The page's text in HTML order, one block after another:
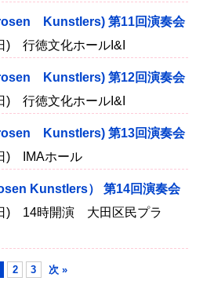
Kunstlers) 第11回演奏会
) 行徳文化ホールI&I
Kunstlers) 第12回演奏会
) 行徳文化ホールI&I
Kunstlers) 第13回演奏会
) IMAホール
Kunstlers） 第14回演奏会
) 14時開演 大田区民プラ
2 3 次 »